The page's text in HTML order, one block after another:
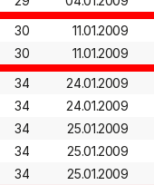
30
11.01.2009
30
11.01.2009
34
24.01.2009
34
24.01.2009
34
25.01.2009
34
25.01.2009
34
25.01.2009